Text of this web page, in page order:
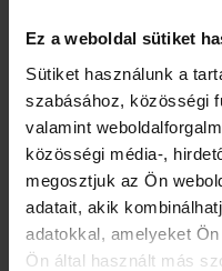
Ez a weboldal sütiket
Sütiket használunk a
szabásához, közösségi
valamint
közösségi média-,
megosztjuk az Ön
adatait, akik
adatokkal, amelyeket
Ön által használt más
A reponibilis
már nem.
Tipikus tünet a
égő, húzó vagy
tartós állás vagy
lefelé sugárzik. A
kitüremkedés
A sérvkizáródás
illetve hányás,
kialakulhat puffadás